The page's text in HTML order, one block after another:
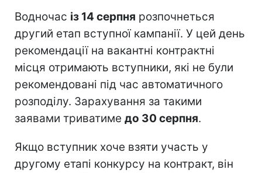
Водночас із 14 серпня розпочнеться
другий етап вступної кампанії. У цей день
рекомендації на вакантні контрактні
місця отримають вступники, які не були
рекомендовані під час автоматичного
розподілу. Зарахування за такими
заявами триватиме до 30 серпня.
Якщо вступник хоче взяти участь у
другому етапі конкурсу на контракт, він